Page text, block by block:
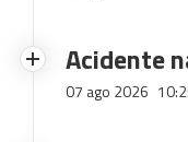
Acidente
07 ago 2026